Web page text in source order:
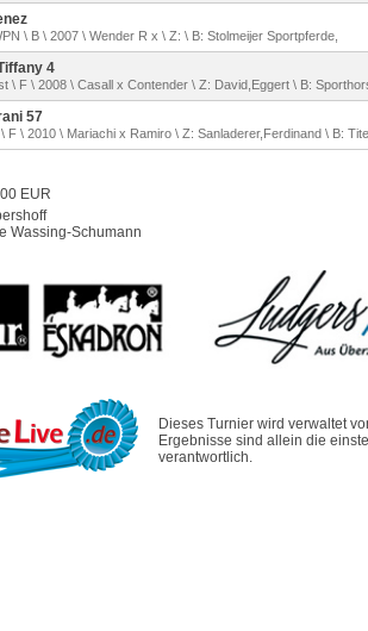
\ B \ 2007 \ Wender R x \ Z: \ B: Stolmeijer Sportpferde,
4
\ F \ 2008 \ Casall x Contender \ Z: David,Eggert \ B:
57
F \ 2010 \ Mariachi x Ramiro \ Z: Sanladerer,Ferdinand \ B:
EUR
Wassing-Schumann
Dieses Turnier wird verwaltet
Ergebnisse sind allein die
verantwortlich.